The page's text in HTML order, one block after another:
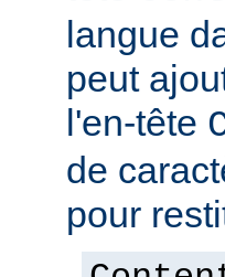
langue
peut
l'en-tête
de
pour